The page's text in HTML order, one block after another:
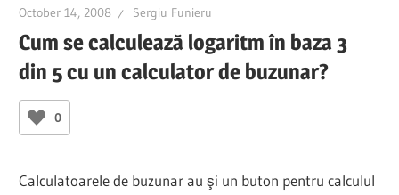
October 14, 2008 Sergiu Funieru
Cum se calculează logaritm în baza 3
din 5 cu un calculator de buzunar?
0
Calculatoarele de buzunar au şi un buton pentru calculul